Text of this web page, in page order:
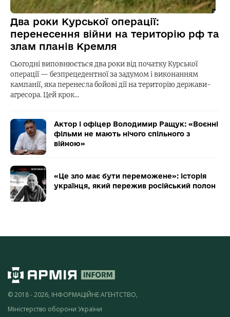
Два роки Курської операції:
перенесення війни на територію рф та
злам планів Кремля
Сьогодні виповнюється два роки від початку Курської
операції — безпрецедентної за задумом і виконанням
кампанії, яка перенесла бойові дії на територію держави-
агресора. Цей крок…
Актор і офіцер Володимир Ращук: «Воєнні
фільми не мають нічого спільного з
війною»
«Це зло має бути переможене»: історія
українця, який пережив російський полон
© 2018 - 2026, ІНФОРМАЦІЙНЕ АГЕНТСТВО,
Міністерство оборони України